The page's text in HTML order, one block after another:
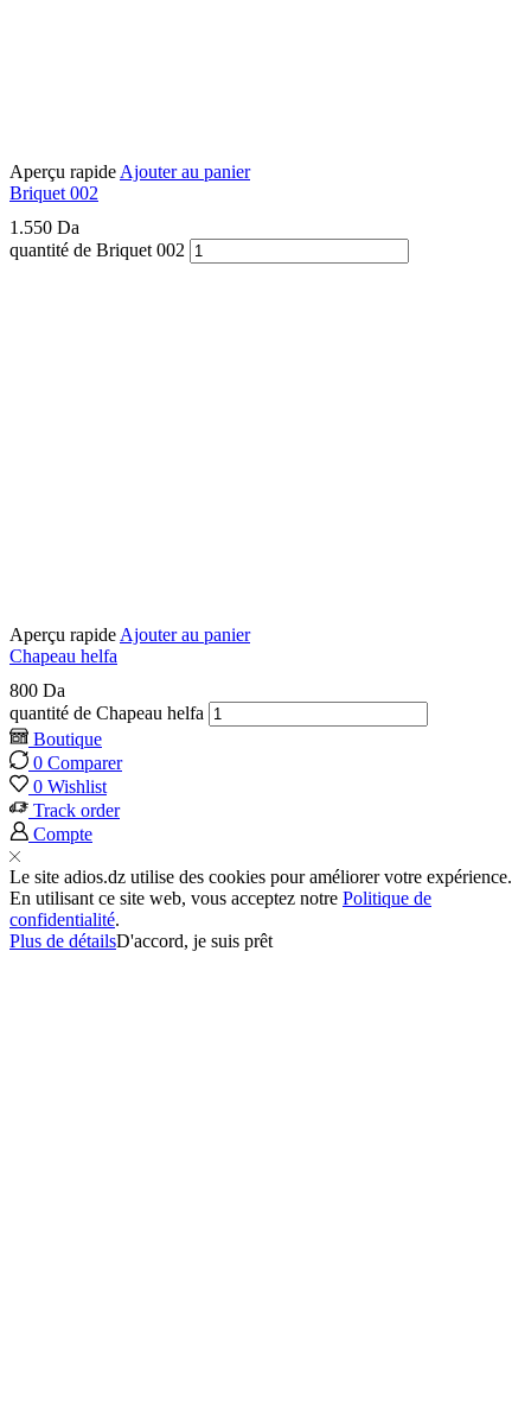
Aperçu rapide Ajouter au panier
Briquet 002
1.550 Da
quantité de Briquet 002
Aperçu rapide Ajouter au panier
Chapeau helfa
800 Da
quantité de Chapeau helfa
Boutique
0 Comparer
0 Wishlist
Track order
Compte
Le site adios.dz utilise des cookies pour améliorer votre expérience.
En utilisant ce site web, vous acceptez notre Politique de
confidentialité.
Plus de détailsD'accord, je suis prêt